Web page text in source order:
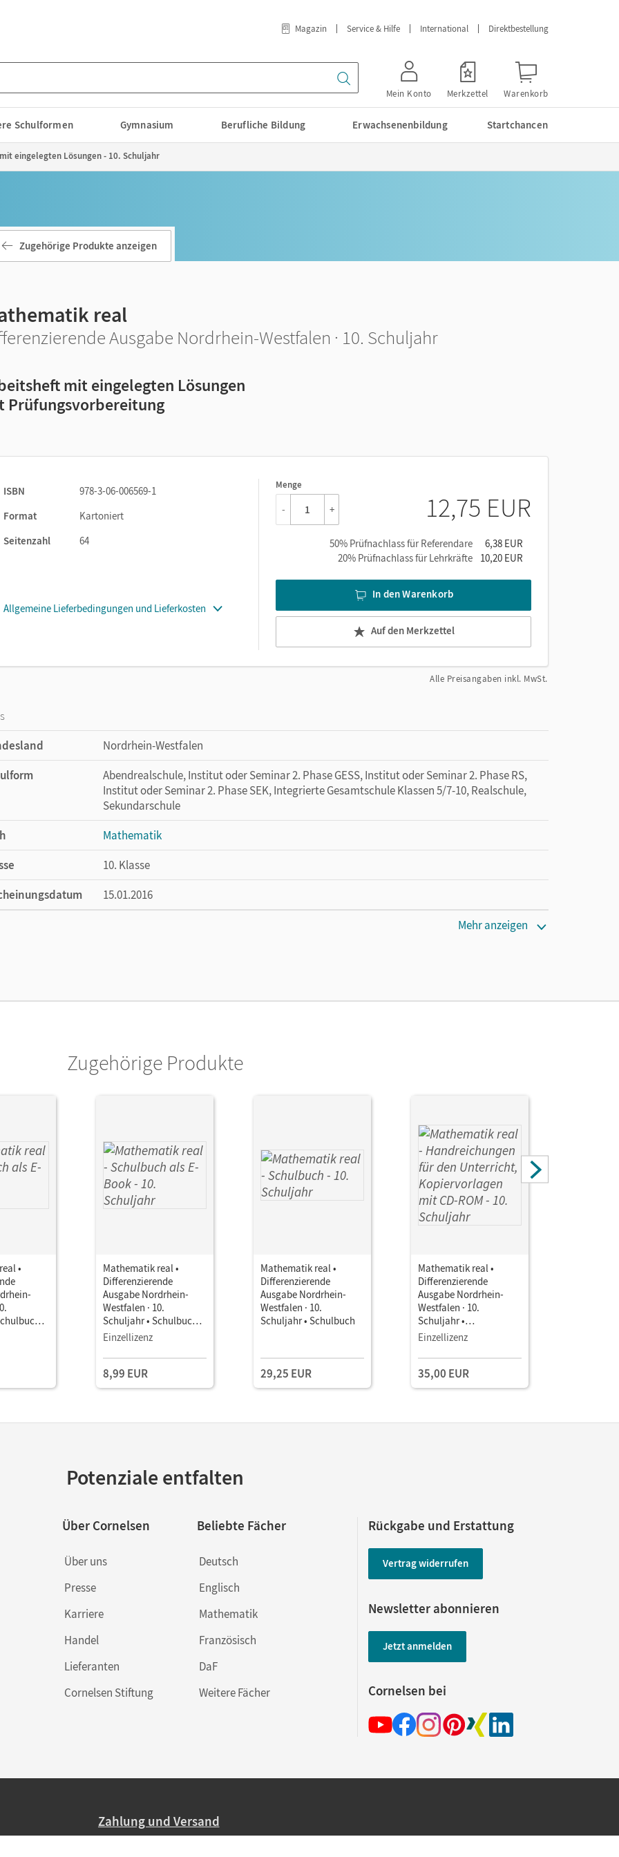
Magazin Service & Hilfe International Direktbestellung
Mein Konto Merkzettel Warenkorb
Schulformen Gymnasium Berufliche Bildung Erwachsenenbildung Startchancen
eingelegten Lösungen - 10. Schuljahr
Zugehörige Produkte anzeigen
real
Ausgabe Nordrhein-Westfalen · 10. Schuljahr
mit eingelegten Lösungen
Prüfungsvorbereitung
ISBN
978-3-06-006569-1
Format
Kartoniert
Seitenzahl
64
Allgemeine Lieferbedingungen und Lieferkosten
Menge
1
- + 12,75 EUR
50% Prüfnachlass für Referendare
6,38 EUR
20% Prüfnachlass für Lehrkräfte
10,20 EUR
In den Warenkorb
Auf den Merkzettel
Alle Preisangaben inkl. MwSt.
Nordrhein-Westfalen
Abendrealschule, Institut oder Seminar 2. Phase GESS, Institut oder Seminar 2. Phase RS,
Institut oder Seminar 2. Phase SEK, Integrierte Gesamtschule Klassen 5/7-10, Realschule,
Sekundarschule
Mathematik
10. Klasse
15.01.2016
Mehr anzeigen
Zugehörige Produkte
•
Mathematik real •
Differenzierende
Ausgabe Nordrhein-
Westfalen · 10.
Schuljahr • Schulbuch
als E-Book
Einzellizenz
8,99 EUR
Mathematik real •
Differenzierende
Ausgabe Nordrhein-
Westfalen · 10.
Schuljahr • Schulbuch
29,25 EUR
Mathematik real •
Differenzierende
Ausgabe Nordrhein-
Westfalen · 10.
Schuljahr •
Handreichungen für den
Kopiervorlagen mit CD-
ROM
Einzellizenz
35,00 EUR
Potenziale entfalten
Über Cornelsen
Über uns
Presse
Karriere
Handel
Lieferanten
Cornelsen Stiftung
Beliebte Fächer
Deutsch
Englisch
Mathematik
Französisch
DaF
Weitere Fächer
Rückgabe und Erstattung
Vertrag widerrufen
Newsletter abonnieren
Jetzt anmelden
Cornelsen bei
Zahlung und Versand